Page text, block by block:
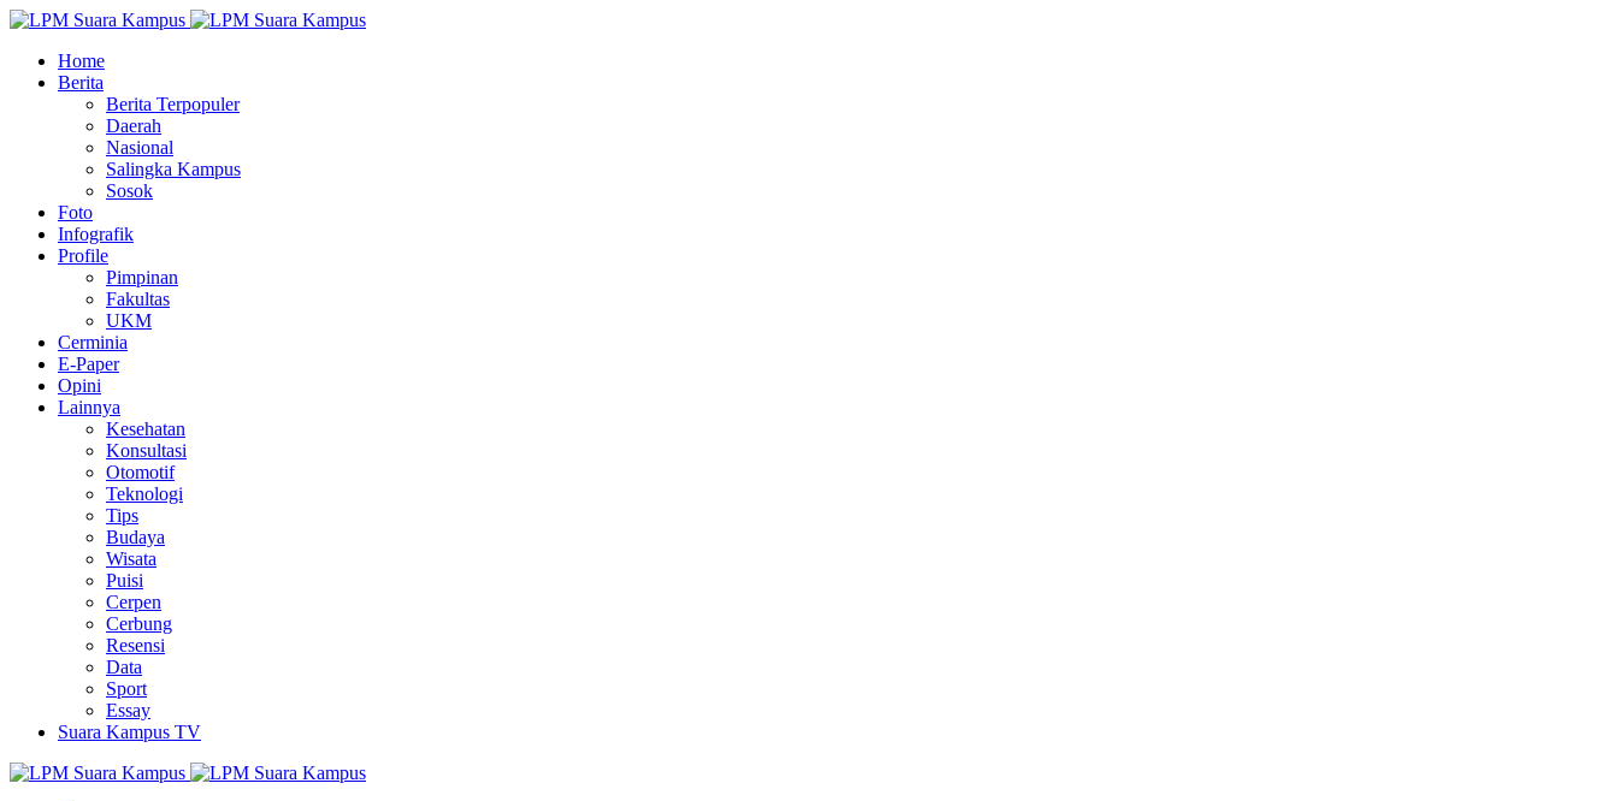
Home
Berita
Berita Terpopuler
Daerah
Nasional
Salingka Kampus
Sosok
Foto
Infografik
Profile
Pimpinan
Fakultas
UKM
Cerminia
E-Paper
Opini
Lainnya
Kesehatan
Konsultasi
Otomotif
Teknologi
Tips
Budaya
Wisata
Puisi
Cerpen
Cerbung
Resensi
Data
Sport
Essay
Suara Kampus TV